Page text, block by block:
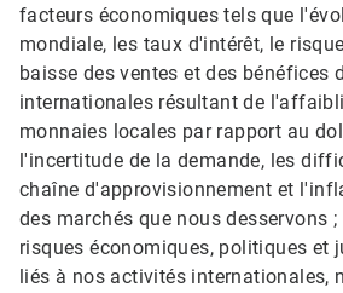
facteurs économiques tels que
mondiale, les taux d'intérêt, le
baisse des ventes et des bénéfices
internationales résultant de
monnaies locales par rapport au
l'incertitude de la demande, les
chaîne d'approvisionnement et
des marchés que nous desservons
risques économiques, politiques et
liés à nos activités internationales,